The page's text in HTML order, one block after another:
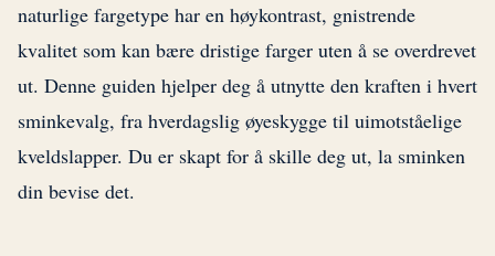
naturlige fargetype har en høykontrast, gnistrende
kvalitet som kan bære dristige farger uten å se overdrevet
ut. Denne guiden hjelper deg å utnytte den kraften i hvert
sminkevalg, fra hverdagslig øyeskygge til uimotståelige
kveldslapper. Du er skapt for å skille deg ut, la sminken
din bevise det.